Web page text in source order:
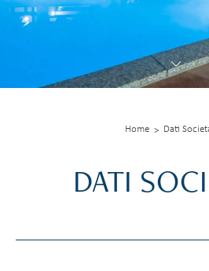
Home Dati
DATI